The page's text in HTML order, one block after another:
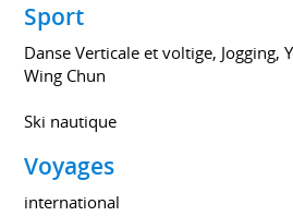
Sport
Danse Verticale et voltige, Jogging,
Wing Chun
Ski nautique
Voyages
international